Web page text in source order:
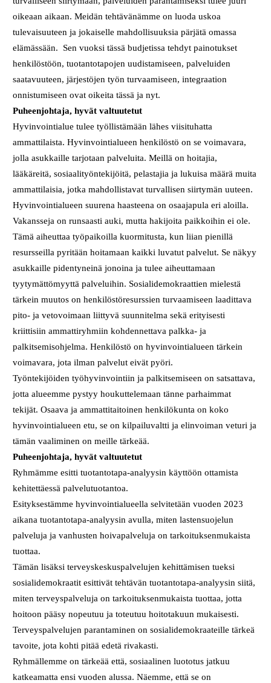
oikeaan aikaan. Meidän tehtävänämme on luoda uskoa
tulevaisuuteen ja jokaiselle mahdollisuuksia pärjätä omassa
elämässään. Sen vuoksi tässä budjetissa tehdyt painotukset
henkilöstöön, tuotantotapojen uudistamiseen, palveluiden
saatavuuteen, järjestöjen työn turvaamiseen, integraation
onnistumiseen ovat oikeita tässä ja nyt.
Puheenjohtaja, hyvät valtuutetut
Hyvinvointialue tulee työllistämään lähes viisituhatta
ammattilaista. Hyvinvointialueen henkilöstö on se voimavara,
jolla asukkaille tarjotaan palveluita. Meillä on hoitajia,
lääkäreitä, sosiaalityöntekijöitä, pelastajia ja lukuisa määrä muita
ammattilaisia, jotka mahdollistavat turvallisen siirtymän uuteen.
Hyvinvointialueen suurena haasteena on osaajapula eri aloilla.
Vakansseja on runsaasti auki, mutta hakijoita paikkoihin ei ole.
Tämä aiheuttaa työpaikoilla kuormitusta, kun liian pienillä
resursseilla pyritään hoitamaan kaikki luvatut palvelut. Se näkyy
asukkaille pidentyneinä jonoina ja tulee aiheuttamaan
tyytymättömyyttä palveluihin. Sosialidemokraattien mielestä
tärkein muutos on henkilöstöresurssien turvaamiseen laadittava
pito- ja vetovoimaan liittyvä suunnitelma sekä erityisesti
kriittisiin ammattiryhmiin kohdennettava palkka- ja
palkitsemisohjelma. Henkilöstö on hyvinvointialueen tärkein
voimavara, jota ilman palvelut eivät pyöri.
Työntekijöiden työhyvinvointiin ja palkitsemiseen on satsattava,
jotta alueemme pystyy houkuttelemaan tänne parhaimmat
tekijät. Osaava ja ammattitaitoinen henkilökunta on koko
hyvinvointialueen etu, se on kilpailuvaltti ja elinvoiman veturi ja
tämän vaaliminen on meille tärkeää.
Puheenjohtaja, hyvät valtuutetut
Ryhmämme esitti tuotantotapa-analyysin käyttöön ottamista
kehitettäessä palvelutuotantoa.
Esityksestämme hyvinvointialueella selvitetään vuoden 2023
aikana tuotantotapa-analyysin avulla, miten lastensuojelun
palveluja ja vanhusten hoivapalveluja on tarkoituksenmukaista
tuottaa.
Tämän lisäksi terveyskeskuspalvelujen kehittämisen tueksi
sosialidemokraatit esittivät tehtävän tuotantotapa-analyysin siitä,
miten terveyspalveluja on tarkoituksenmukaista tuottaa, jotta
hoitoon pääsy nopeutuu ja toteutuu hoitotakuun mukaisesti.
Terveyspalvelujen parantaminen on sosialidemokraateille tärkeä
tavoite, jota kohti pitää edetä rivakasti.
Ryhmällemme on tärkeää että, sosiaalinen luototus jatkuu
katkeamatta ensi vuoden alussa. Näemme, että se on